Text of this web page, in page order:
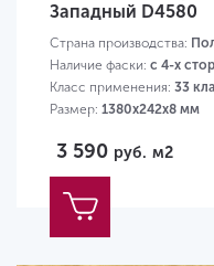
Западный D4580
Страна производства:
Наличие фаски: с 4-х
Класс применения: 33
Размер: 1380х242х8 мм
3 590 руб. м2